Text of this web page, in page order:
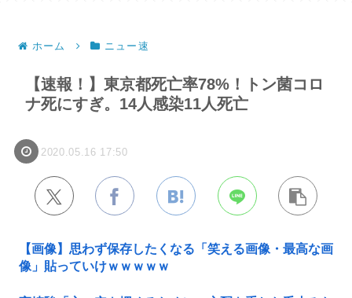
ホーム ニュー速
【速報！】東京都死亡率78%！トン菌コロ
ナ死にすぎ。14人感染11人死亡
2020.05.16 17:50
【画像】思わず保存したくなる「笑える画像・最高な画
像」貼っていけｗｗｗｗｗ